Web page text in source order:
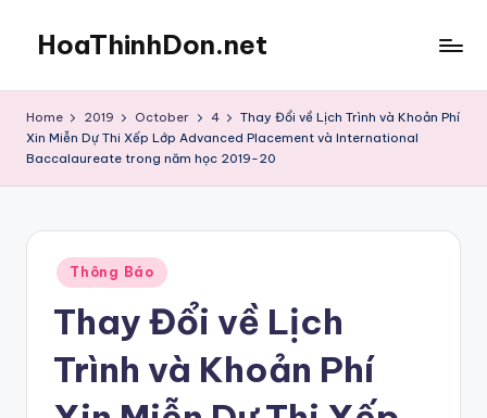
content
HoaThinhDon.net
in
Washington
Home 2019 October 4
Thay Đổi về Lịch Trình và Khoản Phí
Xin Miễn Dự Thi Xếp Lớp Advanced Placement và International
Baccalaureate trong năm học 2019-20
Posted
in
Thông Báo
Thay Đổi về Lịch
Trình và Khoản Phí